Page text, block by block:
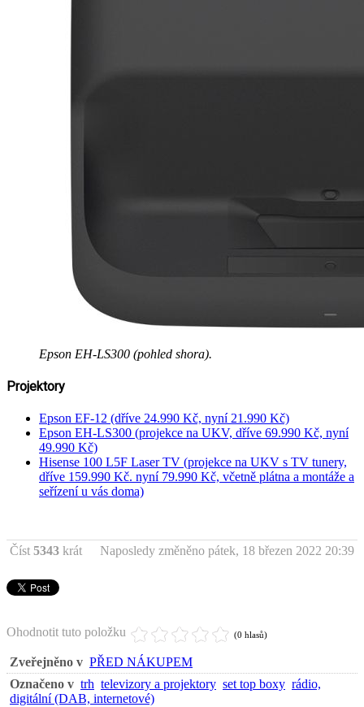
Epson EH-LS300 (pohled shora).
Projektory
Epson EF-12 (dříve 24.990 Kč, nyní 21.990 Kč)
Epson EH-LS300 (projekce na UKV, dříve 69.990 Kč, nyní
49.990 Kč)
Hisense 100 L5F Laser TV (projekce na UKV s TV tunery,
dříve 159.990 Kč. nyní 79.990 Kč, včetně plátna a montáže a
seřízení u vás doma)
Číst 5343 krát Naposledy změněno pátek, 18 březen 2022 20:39
Ohodnotit tuto položku (0 hlasů)
Zveřejněno v PŘED NÁKUPEM
Označeno v trh televizory a projektory set top boxy rádio,
digitální (DAB, internetové)